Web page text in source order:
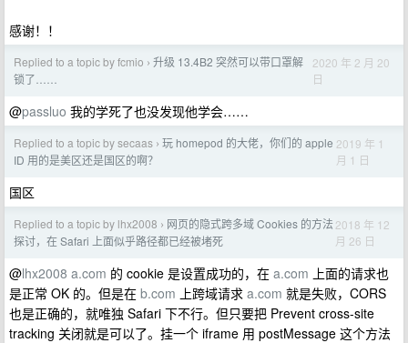
感谢！！
Replied to a topic by fcmio › 升级 13.4B2 突然可以带口罩解
锁了……
2020 年 2 月 20
日
@passluo 我的学死了也没发现他学会……
Replied to a topic by secaas › 玩 homepod 的大佬，你们的 apple
ID 用的是美区还是国区的啊？
2019 年 1
月 1 日
国区
Replied to a topic by lhx2008 › 网页的隐式跨多域 Cookies 的方法
探讨，在 Safari 上面似乎路径都已经被堵死
2018 年 12
月 26 日
@lhx2008 a.com 的 cookie 是设置成功的，在 a.com 上面的请求也
是正常 OK 的。但是在 b.com 上跨域请求 a.com 就是失败，CORS
也是正确的，就唯独 Safari 下不行。但只要把 Prevent cross-site
tracking 关闭就是可以了。挂一个 iframe 用 postMessage 这个方法